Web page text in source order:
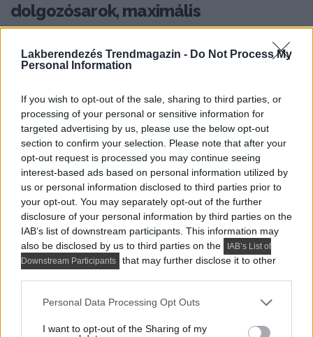
Lakberendezés Trendmagazin - Do Not Process My
Personal Information
If you wish to opt-out of the sale, sharing to third parties, or
processing of your personal or sensitive information for
targeted advertising by us, please use the below opt-out
section to confirm your selection. Please note that after your
opt-out request is processed you may continue seeing
interest-based ads based on personal information utilized by
us or personal information disclosed to third parties prior to
your opt-out. You may separately opt-out of the further
disclosure of your personal information by third parties on the
IAB’s list of downstream participants. This information may
also be disclosed by us to third parties on the
IAB’s List of
Downstream Participants
that may further disclose it to other
Please note that this website/app uses one or more Google
not limited to your visit or usage behaviour. You may click to
Personal Data Processing Opt Outs
I want to opt-out of the Sharing of my
dolgozósarok, maximális
helykihasználás